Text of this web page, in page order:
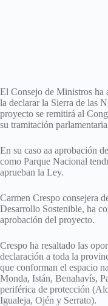
El Consejo de Ministros ha
la declarar la Sierra de las
proyecto se remitirá al
su tramitación
En su caso aa aprobación
como Parque Nacional
aprueban la Ley.
Carmen Crespo consejera
Desarrollo Sostenible, ha
aprobación del proyecto.
Crespo ha resaltado las
declaración a toda la
que conforman el espacio
Monda, Istán, Benahavís,
periférica de protección
Igualeja, Ojén y Serrato).